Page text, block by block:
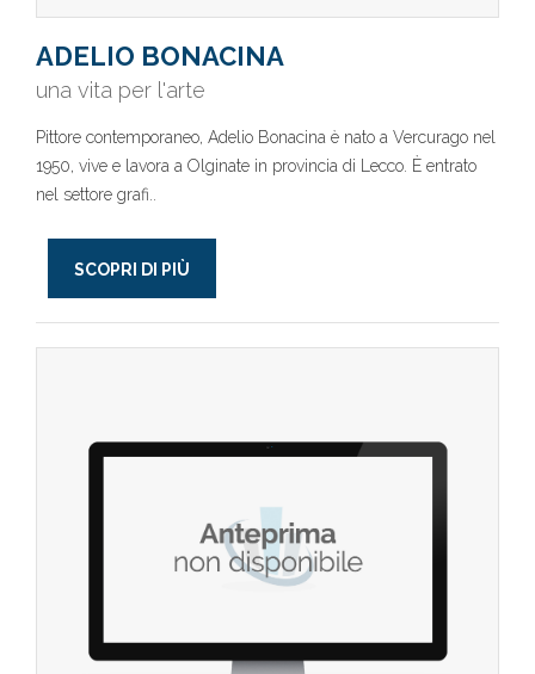
ADELIO BONACINA
una vita per l'arte
Pittore contemporaneo, Adelio Bonacina è nato a Vercurago nel
1950, vive e lavora a Olginate in provincia di Lecco. È entrato
nel settore grafi..
SCOPRI DI PIÙ